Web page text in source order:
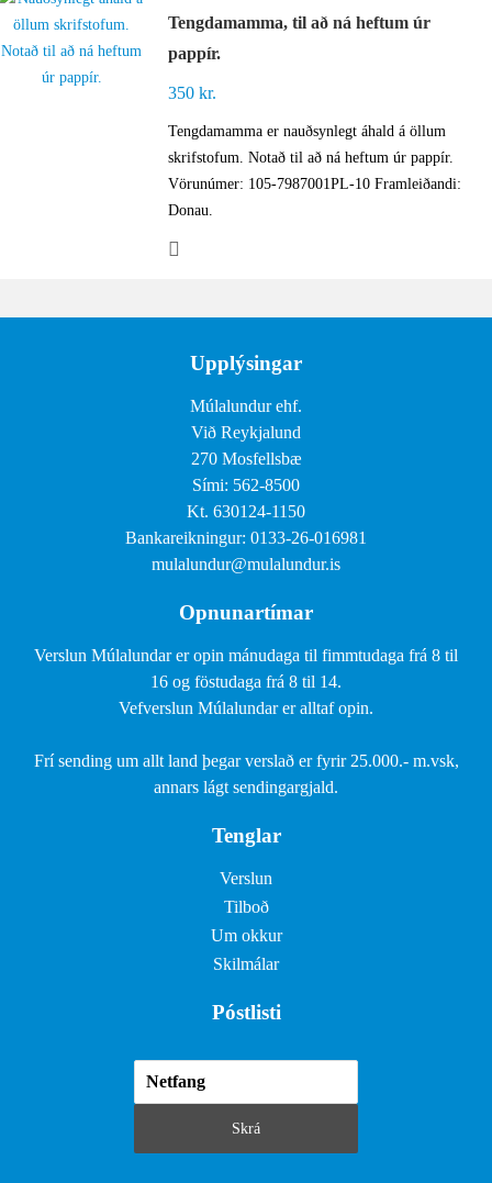
Tengdamamma, til að ná heftum úr
pappír.
350kr.
Tengdamamma er nauðsynlegt áhald á öllum
skrifstofum. Notað til að ná heftum úr pappír.
Vörunúmer: 105-7987001PL-10 Framleiðandi:
Donau.
Upplýsingar
Múlalundur ehf.
Við Reykjalund
270 Mosfellsbæ
Sími: 562-8500
Kt. 630124-1150
Bankareikningur: 0133-26-016981
mulalundur@mulalundur.is
Opnunartímar
Verslun Múlalundar er opin mánudaga til fimmtudaga frá 8 til
16 og föstudaga frá 8 til 14.
Vefverslun Múlalundar er alltaf opin.
Frí sending um allt land þegar verslað er fyrir 25.000.- m.vsk,
annars lágt sendingargjald.
Tenglar
Verslun
Tilboð
Um okkur
Skilmálar
Póstlisti